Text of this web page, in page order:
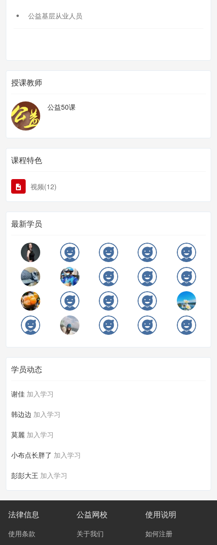
公益基层从业人员
授课教师
公益50课
课程特色
视频(12)
最新学员
学员动态
谢佳 加入学习
韩边边 加入学习
莫麗 加入学习
小布点长胖了 加入学习
彭彭大王 加入学习
法律信息
使用条款
公益网校
关于我们
使用说明
如何注册